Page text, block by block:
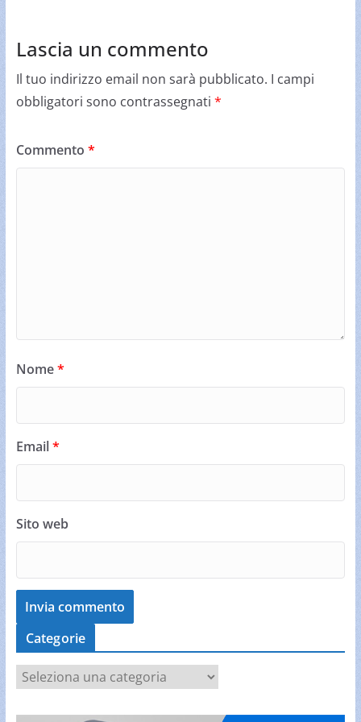
Lascia un commento
Il tuo indirizzo email non sarà pubblicato. I campi
obbligatori sono contrassegnati *
Commento *
Nome*
Email*
Sito web
Categorie
a
t